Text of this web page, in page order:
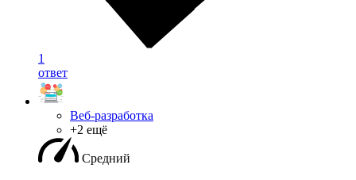
1
ответ
Веб-разработка
+2 ещё
Средний